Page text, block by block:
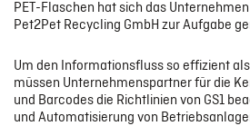
KONTAKT
PET-Flaschen hat sich das
Pet2Pet Recycling GmbH zur Aufgabe
Um den Informationsfluss so effizient
müssen Unternehmenspartner für die
und Barcodes die Richtlinien von GS1
und Automatisierung von